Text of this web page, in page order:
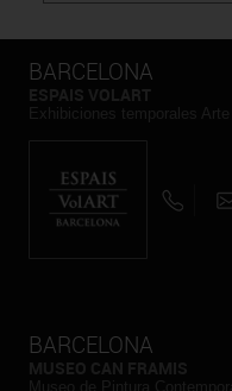
BARCELONA
BARCELONA